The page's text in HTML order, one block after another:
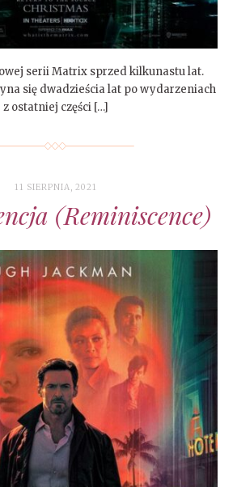
serii Matrix sprzed kilkunastu lat.
się dwadzieścia lat po wydarzeniach
z ostatniej części […]
11 SIERPNIA, 2021
(Reminiscence)